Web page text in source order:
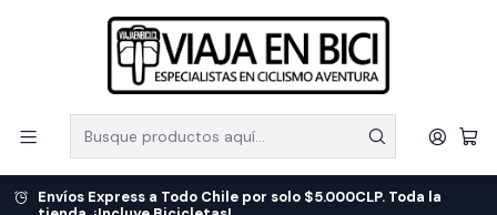
Envíos Express a Todo Chile por solo $5.000CLP. Toda la